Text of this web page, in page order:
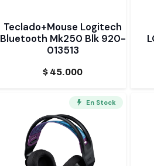
Teclado+Mouse Logitech
Bluetooth Mk250 Blk 920-
013513
$ 45.000
En Stock